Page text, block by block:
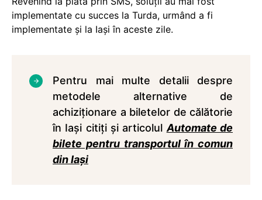
implementate cu succes la Turda, urmând a fi
implementate și la Iași în aceste zile.
Pentru mai multe detalii despre
metodele alternative de
achiziționare a biletelor de călătorie
în Iași citiți și articolul Automate de
bilete pentru transportul în comun
din Iași